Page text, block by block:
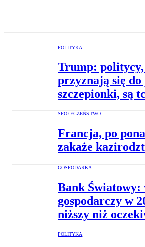
POLITYKA
Trump:
przyznają się
szczepionki, są
SPOŁECZEŃSTWO
Francja, po
zakaże
GOSPODARKA
Bank Światowy:
gospodarczy w
niższy niż
POLITYKA